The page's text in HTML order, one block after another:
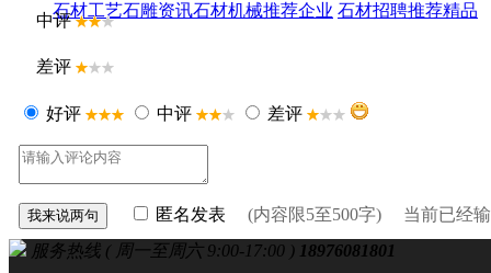
石材工艺石雕资讯石材机械推荐企业 石材招聘推荐精品
中评
差评
好评 中评 差评
匿名发表 (内容限5至500字) 当前已经
服务热线 ( 周一至周六 9:00-17:00 ) 18976081801